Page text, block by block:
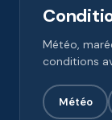
Météo,
conditions
Météo